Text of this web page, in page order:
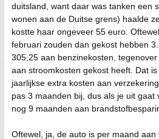
duitsland, want daar was tanken een
wonen aan de Duitse grens) haalde
kostte haar ongeveer 55 euro.
februari zouden dan gekost hebben
305,25 aan benzinekosten,
aan stroomkosten gekost heeft. Dat
jaarlijkse extra kosten aan
pas 3 maanden bij, dus als je uit gaat
nog 9 maanden aan
Oftewel, ja, de auto is per maand